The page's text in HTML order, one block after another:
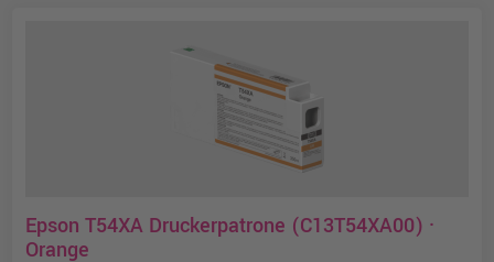
Epson T54XA Druckerpatrone (C13T54XA00) ·
Orange